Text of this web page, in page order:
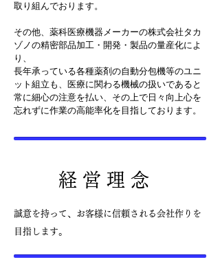
取り組んでおります。
その他、薬科医療機器メーカーの株式会社タカ
ゾノの精密部品加工・開発・製品の量産化によ
り、
長年承っている各種薬剤の自動分包機等のユニ
ット組立も、医療に関わる機械の扱いであると
常に細心の注意を払い、その上で日々向上心を
忘れずに作業の高能率化を目指しております。
経 営 理 念
誠意を持って、お客様に信頼される会社作りを
目指します。